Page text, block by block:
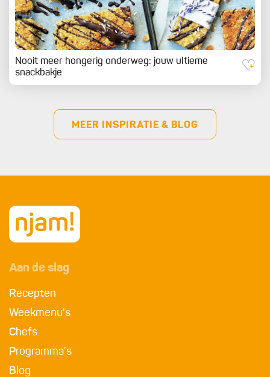
Nooit meer hongerig onderweg: jouw ultieme
snackbakje
MEER INSPIRATIE & BLOG
Aan de slag
Recepten
Weekmenu's
Chefs
Programma's
Blog